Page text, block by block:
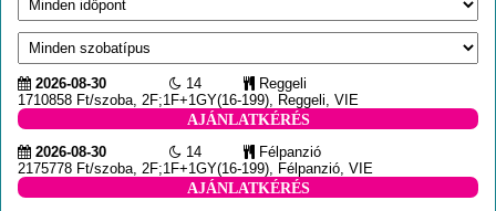
2026-08-30 14
Reggeli
1710858 Ft/szoba, 2F;1F+1GY(16-199), Reggeli, VIE
AJÁNLATKÉRÉS
2026-08-30
14
Félpanzió
2175778 Ft/szoba, 2F;1F+1GY(16-199), Félpanzió, VIE
AJÁNLATKÉRÉS